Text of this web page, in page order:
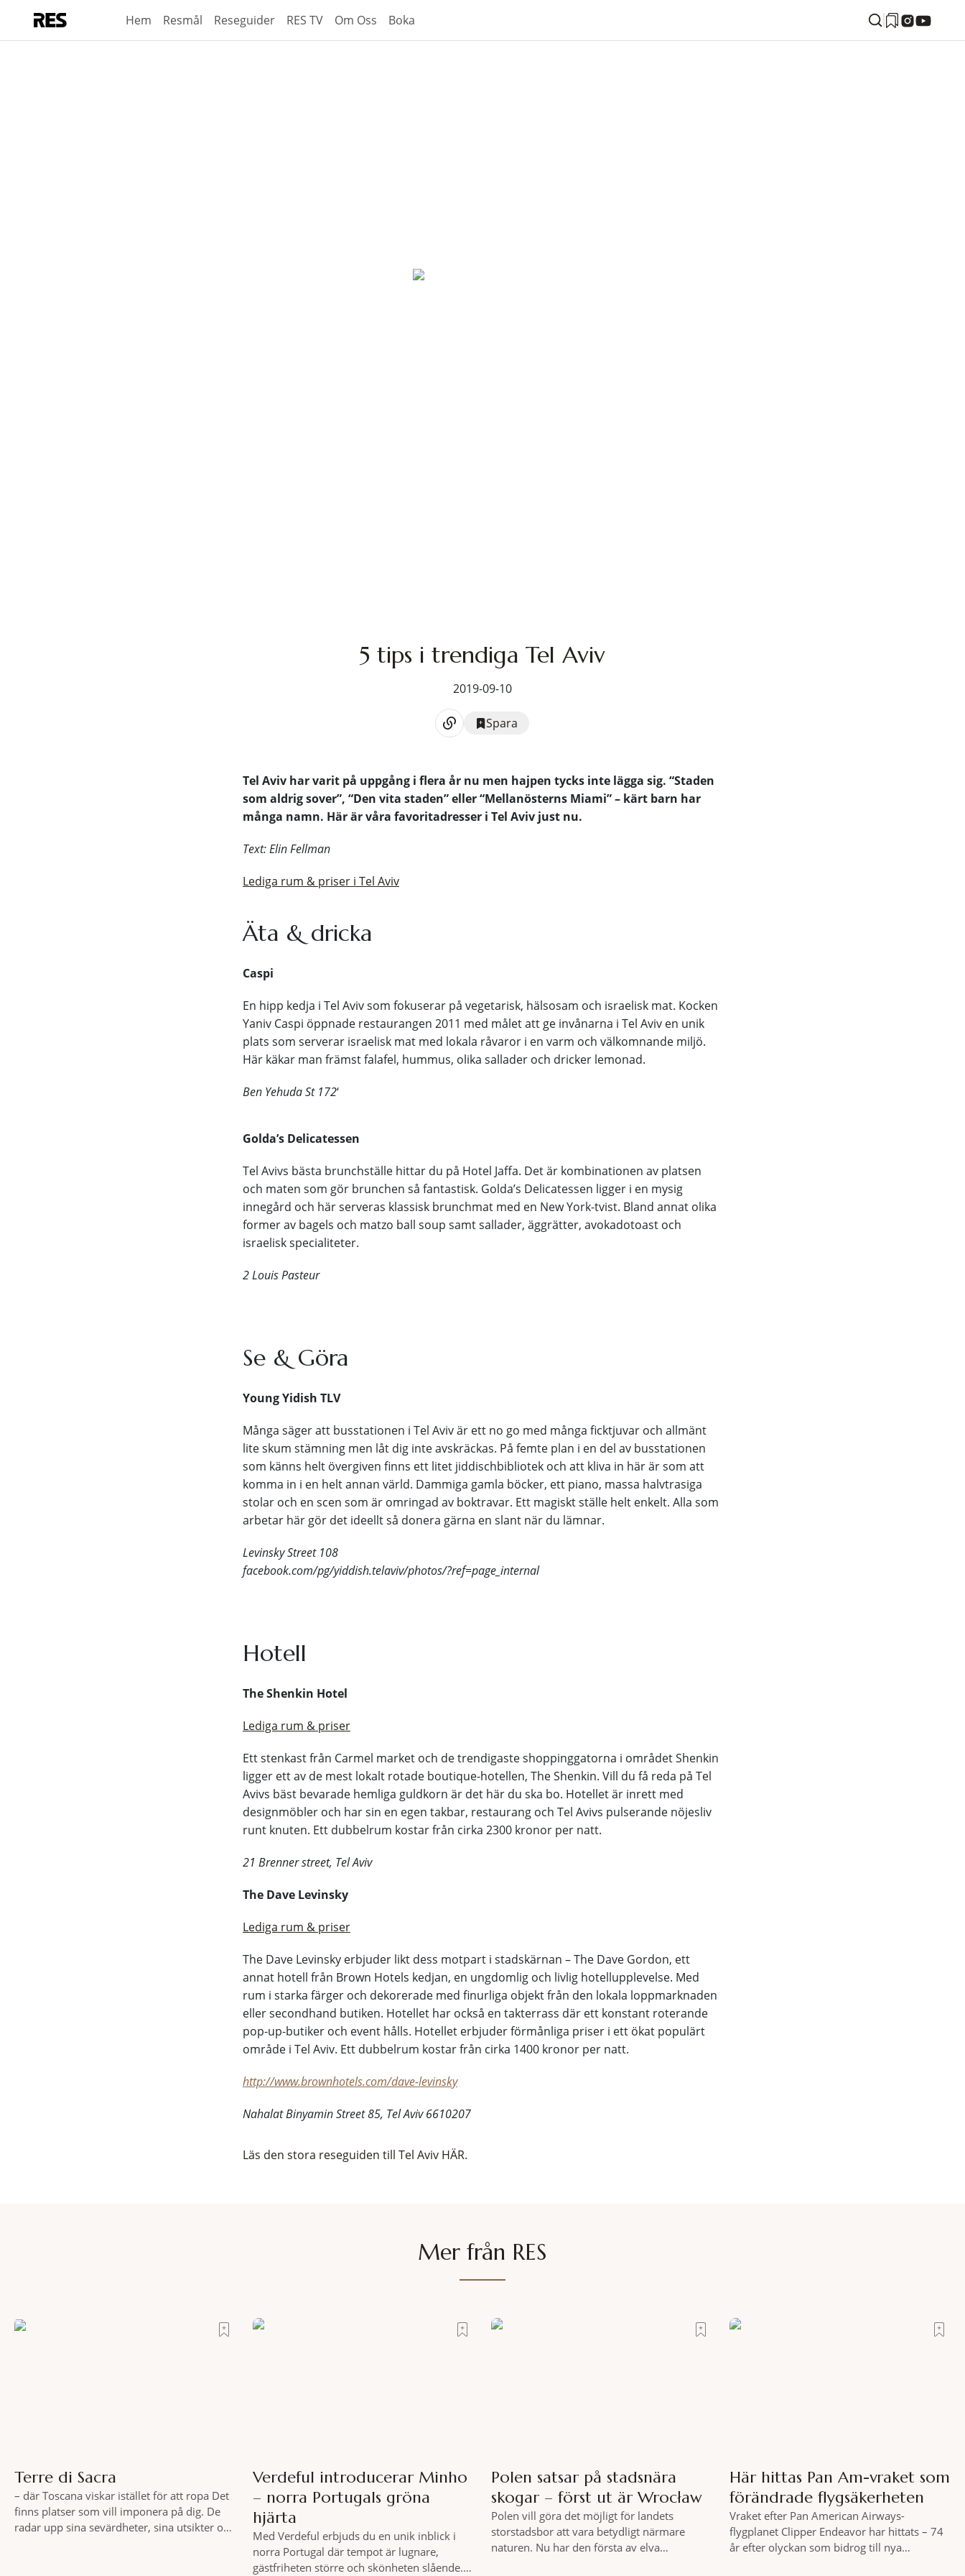
Hem Resmål Reseguider RES TV Om Oss Boka
5 tips i trendiga Tel Aviv
2019-09-10
Spara
Tel Aviv har varit på uppgång i flera år nu men hajpen tycks inte lägga sig. “Staden
som aldrig sover”, “Den vita staden” eller “Mellanösterns Miami” – kärt barn har
många namn. Här är våra favoritadresser i Tel Aviv just nu.
Text: Elin Fellman
Lediga rum & priser i Tel Aviv
Äta & dricka
Caspi
En hipp kedja i Tel Aviv som fokuserar på vegetarisk, hälsosam och israelisk mat. Kocken
Yaniv Caspi öppnade restaurangen 2011 med målet att ge invånarna i Tel Aviv en unik
plats som serverar israelisk mat med lokala råvaror i en varm och välkomnande miljö.
Här käkar man främst falafel, hummus, olika sallader och dricker lemonad.
Ben Yehuda St 172‘
Golda’s Delicatessen
Tel Avivs bästa brunchställe hittar du på Hotel Jaffa. Det är kombinationen av platsen
och maten som gör brunchen så fantastisk. Golda’s Delicatessen ligger i en mysig
innegård och här serveras klassisk brunchmat med en New York-tvist. Bland annat olika
former av bagels och matzo ball soup samt sallader, äggrätter, avokadotoast och
israelisk specialiteter.
2 Louis Pasteur
Se & Göra
Young Yidish TLV
Många säger att busstationen i Tel Aviv är ett no go med många ficktjuvar och allmänt
lite skum stämning men låt dig inte avskräckas. På femte plan i en del av busstationen
som känns helt övergiven finns ett litet jiddischbibliotek och att kliva in här är som att
komma in i en helt annan värld. Dammiga gamla böcker, ett piano, massa halvtrasiga
stolar och en scen som är omringad av boktravar. Ett magiskt ställe helt enkelt. Alla som
arbetar här gör det ideellt så donera gärna en slant när du lämnar.
Levinsky Street 108
facebook.com/pg/yiddish.telaviv/photos/?ref=page_internal
Hotell
The Shenkin Hotel
Lediga rum & priser
Ett stenkast från Carmel market och de trendigaste shoppinggatorna i området Shenkin
ligger ett av de mest lokalt rotade boutique-hotellen, The Shenkin. Vill du få reda på Tel
Avivs bäst bevarade hemliga guldkorn är det här du ska bo. Hotellet är inrett med
designmöbler och har sin en egen takbar, restaurang och Tel Avivs pulserande nöjesliv
runt knuten. Ett dubbelrum kostar från cirka 2300 kronor per natt.
21 Brenner street, Tel Aviv
The Dave Levinsky
Lediga rum & priser
The Dave Levinsky erbjuder likt dess motpart i stadskärnan – The Dave Gordon, ett
annat hotell från Brown Hotels kedjan, en ungdomlig och livlig hotellupplevelse. Med
rum i starka färger och dekorerade med finurliga objekt från den lokala loppmarknaden
eller secondhand butiken. Hotellet har också en takterrass där ett konstant roterande
pop-up-butiker och event hålls. Hotellet erbjuder förmånliga priser i ett ökat populärt
område i Tel Aviv. Ett dubbelrum kostar från cirka 1400 kronor per natt.
http://www.brownhotels.com/dave-levinsky
Nahalat Binyamin Street 85, Tel Aviv 6610207
Läs den stora reseguiden till Tel Aviv HÄR.
Mer från RES
Terre di Sacra
– där Toscana viskar istället för att ropa Det
finns platser som vill imponera på dig. De
radar upp sina sevärdheter, sina utsikter och
Verdeful introducerar Minho
– norra Portugals gröna
hjärta
Med Verdeful erbjuds du en unik inblick i
norra Portugal där tempot är lugnare,
gästfriheten större och skönheten slående.
Polen satsar på stadsnära
skogar – först ut är Wrocław
Polen vill göra det möjligt för landets
storstadsbor att vara betydligt närmare
naturen. Nu har den första av elva
Här hittas Pan Am-vraket som
förändrade flygsäkerheten
Vraket efter Pan American Airways-
flygplanet Clipper Endeavor har hittats – 74
år efter olyckan som bidrog till nya